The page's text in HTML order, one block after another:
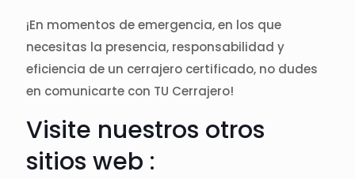
¡En momentos de emergencia, en los que
necesitas la presencia, responsabilidad y
eficiencia de un cerrajero certificado, no dudes
en comunicarte con TU Cerrajero!
Visite nuestros otros
sitios web :